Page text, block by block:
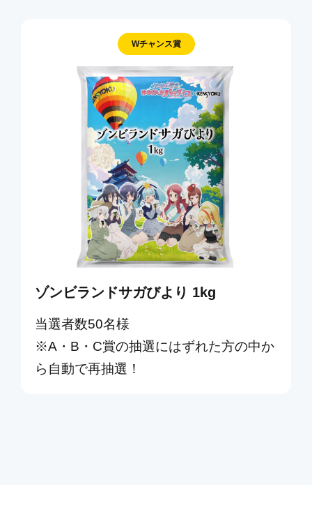
Wチャンス賞
ゾンビランドサガびより 1kg
当選者数50名様
※A・B・C賞の抽選にはずれた方の中か
ら自動で再抽選！